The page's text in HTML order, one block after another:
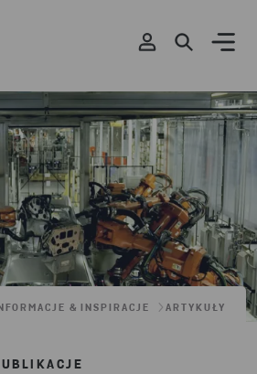
& INSPIRACJE ARTYKUŁY